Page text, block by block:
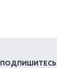
Игры для
ПОДПИШИТЕСЬ